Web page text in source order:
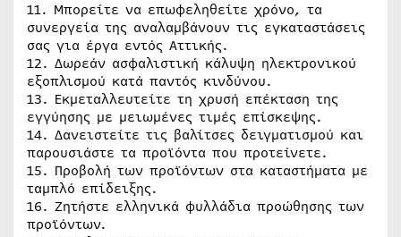
11. Μπορείτε να επωφεληθείτε χρόνο, τα
συνεργεία της αναλαμβάνουν τις εγκαταστάσεις
σας για έργα εντός Αττικής.
12. Δωρεάν ασφαλιστική κάλυψη ηλεκτρονικού
εξοπλισμού κατά παντός κινδύνου.
13. Εκμεταλλευτείτε τη χρυσή επέκταση της
εγγύησης με μειωμένες τιμές επίσκεψης.
14. Δανειστείτε τις βαλίτσες δειγματισμού και
παρουσιάστε τα προϊόντα που προτείνετε.
15. Προβολή των προϊόντων στα καταστήματα με
ταμπλό επίδειξης.
16. Ζητήστε ελληνικά φυλλάδια προώθησης των
προϊόντων.